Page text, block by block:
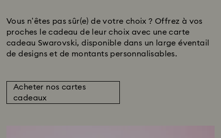
Vous n’êtes pas sûr(e) de votre choix ? Offrez à vos
proches le cadeau de leur choix avec une carte
cadeau Swarovski, disponible dans un large éventail
de designs et de montants personnalisables.
Acheter nos cartes
cadeaux